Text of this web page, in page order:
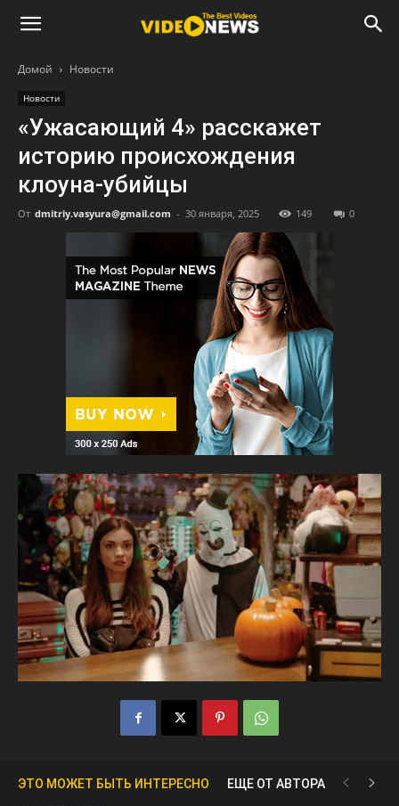
Домой Новости
Новости
«Ужасающий 4» расскажет
историю происхождения
клоуна-убийцы
От dmitriy.vasyura@gmail.com - 30 января, 2025 149 0
ЭТО МОЖЕТ БЫТЬ ИНТЕРЕСНО ЕЩЕ ОТ АВТОРА